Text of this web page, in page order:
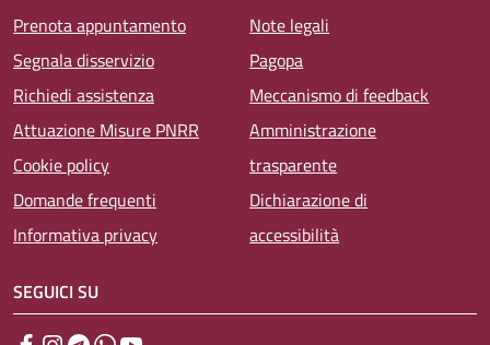
Menu piè di pagina
Prenota appuntamento
Segnala disservizio
Richiedi assistenza
Attuazione Misure PNRR
Cookie policy
Domande frequenti
Informativa privacy
Note legali
Pagopa
Meccanismo di feedback
Amministrazione
trasparente
Dichiarazione di
accessibilità
SEGUICI SU